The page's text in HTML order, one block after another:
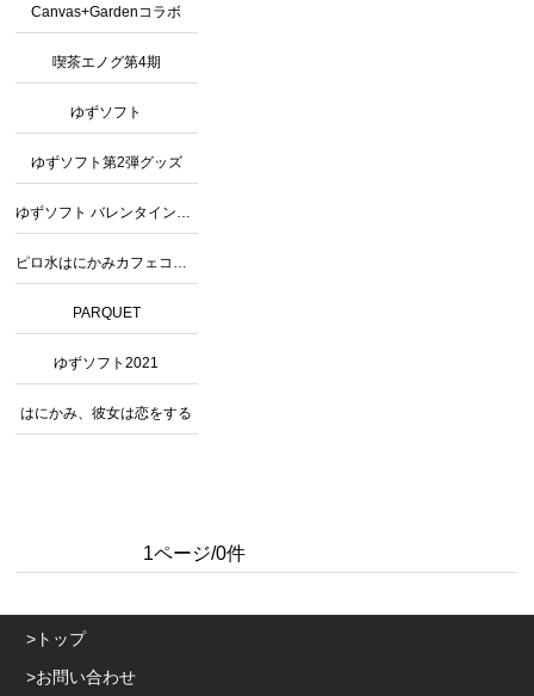
Canvas+Gardenコラボ
喫茶エノグ第4期
ゆずソフト
ゆずソフト第2弾グッズ
PARQUET
ゆずソフト2021
はにかみ、彼女は恋をする
1ページ/0件
トップ
お問い合わせ